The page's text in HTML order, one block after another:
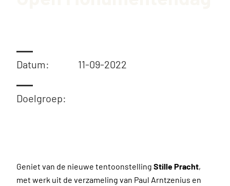
Datum: 11-09-2022
Doelgroep:
Geniet van de nieuwe tentoonstelling Stille Pracht,
met werk uit de verzameling van Paul Arntzenius en